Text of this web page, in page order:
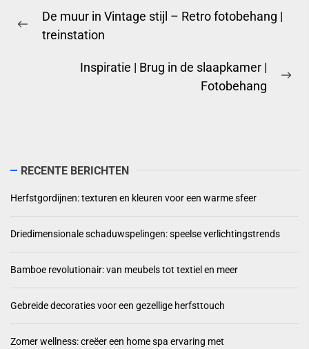
Previous
De muur in Vintage stijl – Retro fotobehang |
treinstation
Inspiratie | Brug in de slaapkamer |
Fotobehang
RECENTE BERICHTEN
Herfstgordijnen: texturen en kleuren voor een warme sfeer
Driedimensionale schaduwspelingen: speelse verlichtingstrends
Bamboe revolutionair: van meubels tot textiel en meer
Gebreide decoraties voor een gezellige herfsttouch
Zomer wellness: creëer een home spa ervaring met